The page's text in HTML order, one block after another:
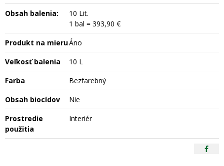
Obsah balenia:
10 Lit.
1 bal = 393,90 €
Produkt na mieruÁno
Veľkosť balenia
10 L
Farba
Bezfarebný
Obsah biocídov
Nie
Prostredie
použitia
Interiér